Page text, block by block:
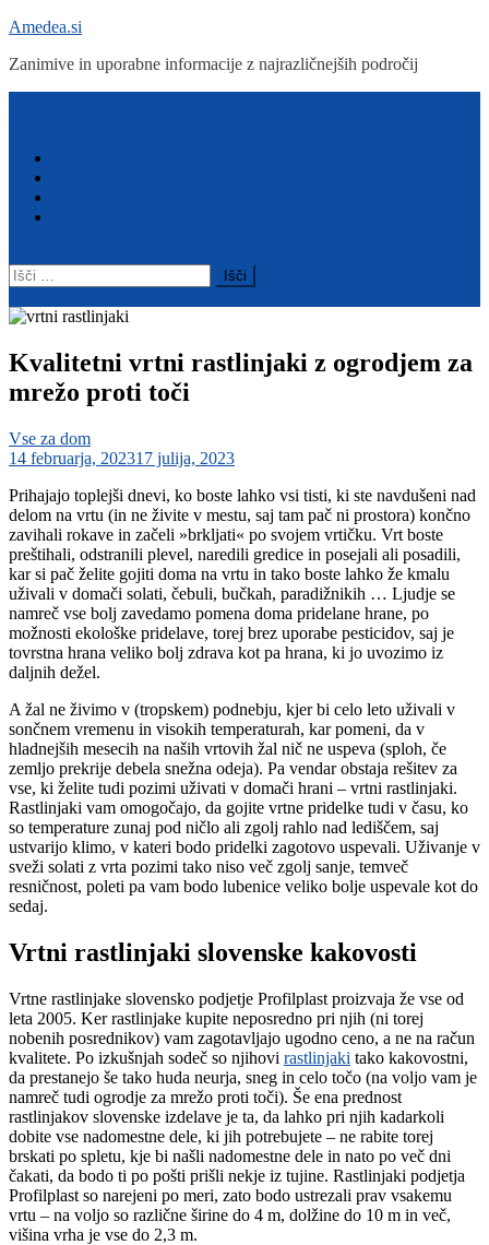
Skip
content
Amedea.si
Zanimive in uporabne informacije z najrazličnejših področij
Išči:
Kvalitetni vrtni rastlinjaki z ogrodjem za
mrežo proti toči
Vse za dom
14 februarja, 202317 julija, 2023
Prihajajo toplejši dnevi, ko boste lahko vsi tisti, ki ste navdušeni nad
delom na vrtu (in ne živite v mestu, saj tam pač ni prostora) končno
zavihali rokave in začeli »brkljati« po svojem vrtičku. Vrt boste
preštihali, odstranili plevel, naredili gredice in posejali ali posadili,
kar si pač želite gojiti doma na vrtu in tako boste lahko že kmalu
uživali v domači solati, čebuli, bučkah, paradižnikih … Ljudje se
namreč vse bolj zavedamo pomena doma pridelane hrane, po
možnosti ekološke pridelave, torej brez uporabe pesticidov, saj je
tovrstna hrana veliko bolj zdrava kot pa hrana, ki jo uvozimo iz
daljnih dežel.
A žal ne živimo v (tropskem) podnebju, kjer bi celo leto uživali v
sončnem vremenu in visokih temperaturah, kar pomeni, da v
hladnejših mesecih na naših vrtovih žal nič ne uspeva (sploh, če
zemljo prekrije debela snežna odeja). Pa vendar obstaja rešitev za
vse, ki želite tudi pozimi uživati v domači hrani – vrtni rastlinjaki.
Rastlinjaki vam omogočajo, da gojite vrtne pridelke tudi v času, ko
so temperature zunaj pod ničlo ali zgolj rahlo nad lediščem, saj
ustvarijo klimo, v kateri bodo pridelki zagotovo uspevali. Uživanje v
sveži solati z vrta pozimi tako niso več zgolj sanje, temveč
resničnost, poleti pa vam bodo lubenice veliko bolje uspevale kot do
sedaj.
Vrtni rastlinjaki slovenske kakovosti
Vrtne rastlinjake slovensko podjetje Profilplast proizvaja že vse od
leta 2005. Ker rastlinjake kupite neposredno pri njih (ni torej
nobenih posrednikov) vam zagotavljajo ugodno ceno, a ne na račun
kvalitete. Po izkušnjah sodeč so njihovi rastlinjaki tako kakovostni,
da prestanejo še tako huda neurja, sneg in celo točo (na voljo vam je
namreč tudi ogrodje za mrežo proti toči). Še ena prednost
rastlinjakov slovenske izdelave je ta, da lahko pri njih kadarkoli
dobite vse nadomestne dele, ki jih potrebujete – ne rabite torej
brskati po spletu, kje bi našli nadomestne dele in nato po več dni
čakati, da bodo ti po pošti prišli nekje iz tujine. Rastlinjaki podjetja
Profilplast so narejeni po meri, zato bodo ustrezali prav vsakemu
vrtu – na voljo so različne širine do 4 m, dolžine do 10 m in več,
višina vrha je vse do 2,3 m.